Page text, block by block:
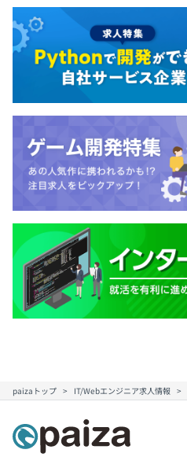
paizaトップ IT/Webエンジニア求人情報